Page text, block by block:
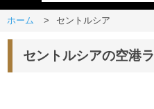
ホーム セントルシア
セントルシアの空港